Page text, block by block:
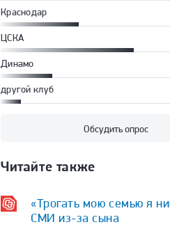
Краснодар
ЦСКА
Динамо
другой клуб
Обсудить опрос
Читайте также
«Трогать мою семью я
СМИ из-за сына